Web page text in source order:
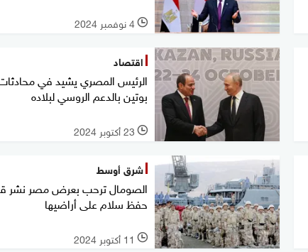
l 4 نوفمبر 2024
اقتصاد
الرئيس المصري يشيد في
بوتين بالدعم الروسي لبلاده
l 23 أكتوبر 2024
شرق أوسط
الصومال ترحب بعرض مصر نشر
حفظ سلام على أراضيها
l 11 أكتوبر 2024